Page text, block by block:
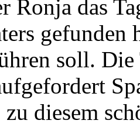
Ronja das
gefunden
soll.
diesem